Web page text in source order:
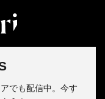
でも配信中。今す